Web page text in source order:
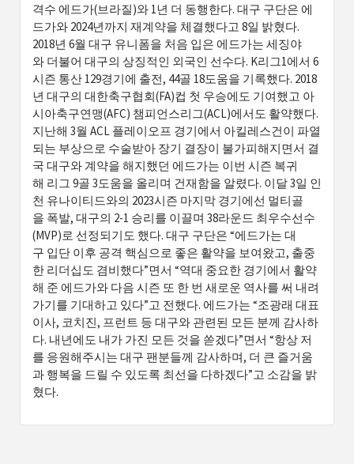
격수 에드가(브라질)와 1년 더 동행한다. 대구 구단은 에
드가와 2024년까지 재계약을 체결했다고 8일 밝혔다.
2018년 6월 대구 유니폼을 처음 입은 에드가는 세징야
와 더불어 대구의 상징적인 외국인 선수다. K리그1에서 6
시즌 통산 129경기에 출전, 44골 18도움을 기록했다. 2018
년 대구의 대한축구협회(FA)컵 첫 우승에도 기여했고 아
시아축구연맹(AFC) 챔피언스리그(ACL)에서도 활약했다.
지난해 3월 ACL 플레이오프 경기에서 아킬레스건이 파열
되는 부상으로 수술받아 장기 결장이 불가피해지면서 결
국 대구와 계약을 해지했던 에드가는 이번 시즌 복귀
해 리그 9골 3도움을 올리며 건재함을 알렸다. 이달 3일 인
천 유나이티드와의 2023시즌 마지막 경기에선 멀티골
을 폭발, 대구의 2-1 승리를 이끌며 38라운드 최우수선수
(MVP)로 선정되기도 했다. 대구 구단은 “에드가는 대
구 입단 이후 공격 핵심으로 좋은 활약을 보여왔고, 출중
한 리더십도 겸비했다”면서 “역대 중요한 경기에서 활약
해 준 에드가와 다음 시즌 또 한 번 새로운 역사를 써 내려
가기를 기대하고 있다”고 전했다. 에드가는 “조광래 대표
이사, 코치진, 프런트 등 대구와 관련된 모든 분께 감사하
다. 내년에도 내가 가진 모든 것을 쏟겠다”면서 “항상 저
를 응원해주시는 대구 팬분들께 감사하며, 더 큰 즐거움
과 행복을 드릴 수 있도록 최선을 다하겠다”고 소감을 밝
혔다.